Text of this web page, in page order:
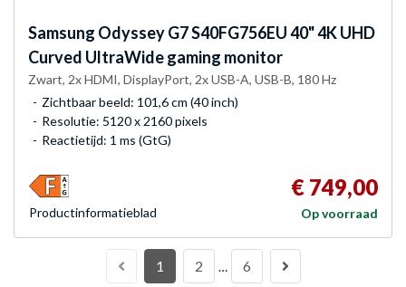
Samsung Odyssey G7 S40FG756EU 40" 4K UHD
Curved UltraWide gaming monitor
Zwart, 2x HDMI, DisplayPort, 2x USB-A, USB-B, 180 Hz
Zichtbaar beeld: 101,6 cm (40 inch)
Resolutie: 5120 x 2160 pixels
Reactietijd: 1 ms (GtG)
€ 749,00
Op voorraad
Product­informatieblad
1 2 … 6